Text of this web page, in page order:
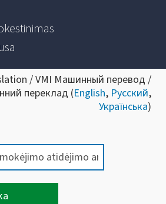
/ VMI Машинный перевод /
переклад (English, Русский,
Українська)